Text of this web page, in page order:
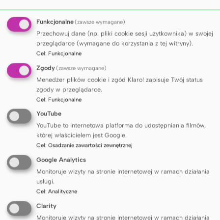
Sekwentator genomowy, MiSeqto system
wykorzystujący technologię SBS (
sythesis), integrujący etapy amplifikacji,
sekwencjonowania oraz analizy danych w jednym
urządzeniu. Aparat wykonuje odczyt do 2×300 bp
oraz generuje do 15 Gb danych w trakcie jednego
cyklu pracy. Prostota obsługi, wysoka dokładność
odczytów oraz niska cena czynią tę platformę
idealnym urządzeniem do szybkiej i ekonomicznej
analizy genetycznej.
Sekwentator genomowy, MiSequmożliwia
wykonanie:
Sekwencjonowania małych genomów (bakterie,
drożdże, wirusy) lub plazmidów
Sekwencjonowania amplikonów
Sekwencjonowania małych RNA oraz
transkryptomów bakteryjnych
Sekwencjonowania fragmentu kodującego 16S
Funkcjonalne(zawsze wymagane)
Przechowuj dane (np. pliki cookie sesji użytkownika) w swojej
przeglądarce (wymagane do korzystania z tej witryny).
Cel: Funkcjonalne
Zgody(zawsze wymagane)
Menedżer plików cookie i zgód Klaro! zapisuje Twój status
zgody w przeglądarce.
Cel: Funkcjonalne
YouTube
YouTube to internetowa platforma do udostępniania filmów,
której właścicielem jest Google.
Cel: Osadzanie zawartości zewnętrznej
Google Analytics
Monitoruje wizyty na stronie internetowej w ramach działania
usługi.
Cel: Analityczne
Clarity
Monitoruje wizyty na stronie internetowej w ramach działania